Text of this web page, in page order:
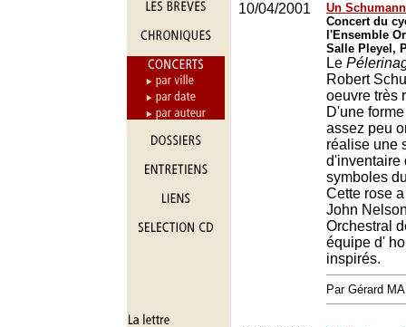
10/04/2001
Un
Concert du
l'Ensemble
Salle Pleyel,
Le
Robert
oeuvre très
D'une
assez peu
réalise une
d'inventaire
symboles
Cette rose
John
Orchestral
équipe d'
inspirés.
Par Gérard